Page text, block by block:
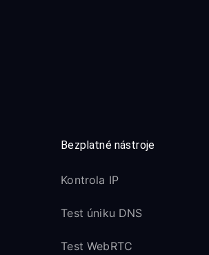
Bezplatné nástroje
Kontrola IP
Test úniku DNS
Test WebRTC